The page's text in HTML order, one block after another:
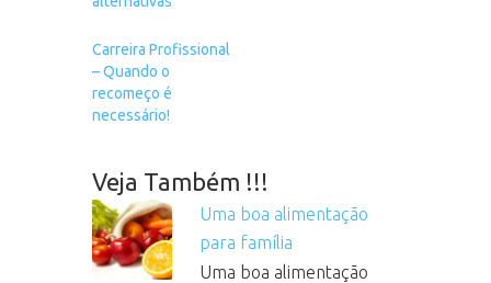
Carreira Profissional
– Quando o
recomeço é
necessário!
Veja Também !!!
Uma boa alimentação
para família
Uma boa alimentação